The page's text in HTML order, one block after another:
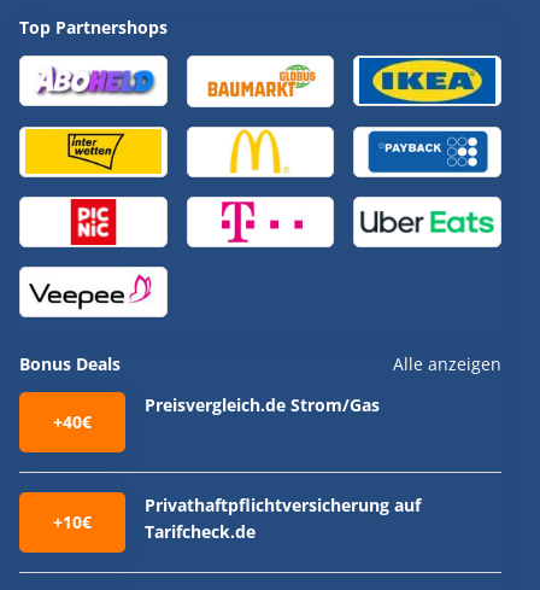
Top Partnershops
Bonus Deals Alle anzeigen
+40€
Preisvergleich.de Strom/Gas
+10€
Privathaftpflichtversicherung auf
Tarifcheck.de